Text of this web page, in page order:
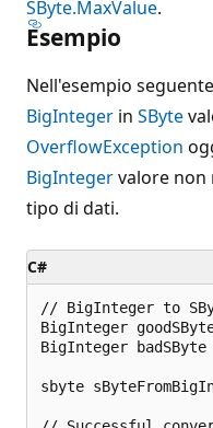
SByte.MaxValue.
Esempio
Nell'esempio
BigInteger in SByte
OverflowException
BigIntegervalore non
tipo di dati.
C#
// BigInteger to
BigInteger
BigInteger
sbyte